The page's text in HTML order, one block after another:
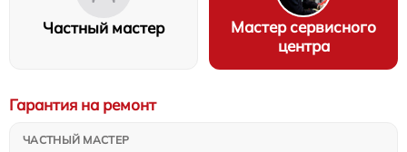
Частный мастер
Мастер сервисного
центра
Гарантия на ремонт